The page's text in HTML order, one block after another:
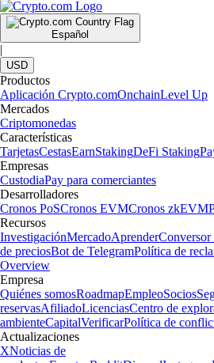
Español
|
USD
Productos
Aplicación Crypto.comOnchainLevel Up
Mercados
Criptomonedas
Características
TarjetasCestasEarnStakingDeFi Staking
Empresas
CustodiaPay para comerciantes
Desarrolladores
Cronos PoSCronos EVMCronos zkEVM
Recursos
InvestigaciónMercadoAprender
de preciosBot de TelegramPolítica de
Overview
Empresa
Quiénes somosRoadmapEmpleoSocios
reservasAfiliadoLicenciasCentro de
ambienteCapitalVerificarPolítica de
Actualizaciones
XNoticias de